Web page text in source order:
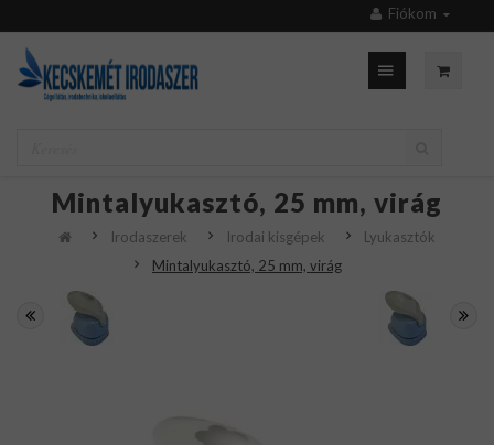
Fiókom
Mintalyukasztó, 25 mm, virág
Irodaszerek Irodai kisgépek
Lyukasztók
Mintalyukasztó, 25 mm, virág